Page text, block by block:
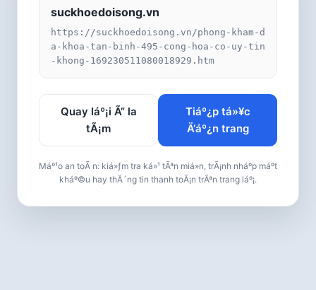
suckhoedoisong.vn
https://suckhoedoisong.vn/phong-kham-d
a-khoa-tan-binh-495-cong-hoa-co-uy-tin
-khong-169230511080018929.htm
Quay láº¡i Ã” la
tÃ¡m
Tiáº¿p tá»¥c
Ä‘áº¿n trang
Máº¹o an toÃ n: kiá»ƒm tra ká»¹ tÃªn miá»n, trÃ¡nh nháº­p máº­t
kháº©u hay thÃ´ng tin thanh toÃ¡n trÃªn trang láº¡.